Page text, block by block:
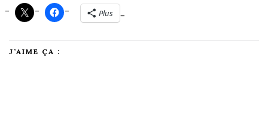
Plus
J’AIME ÇA :